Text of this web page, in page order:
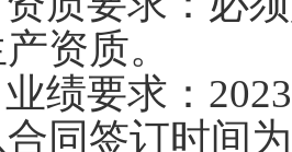
资质。
业绩要求：
同签订时间